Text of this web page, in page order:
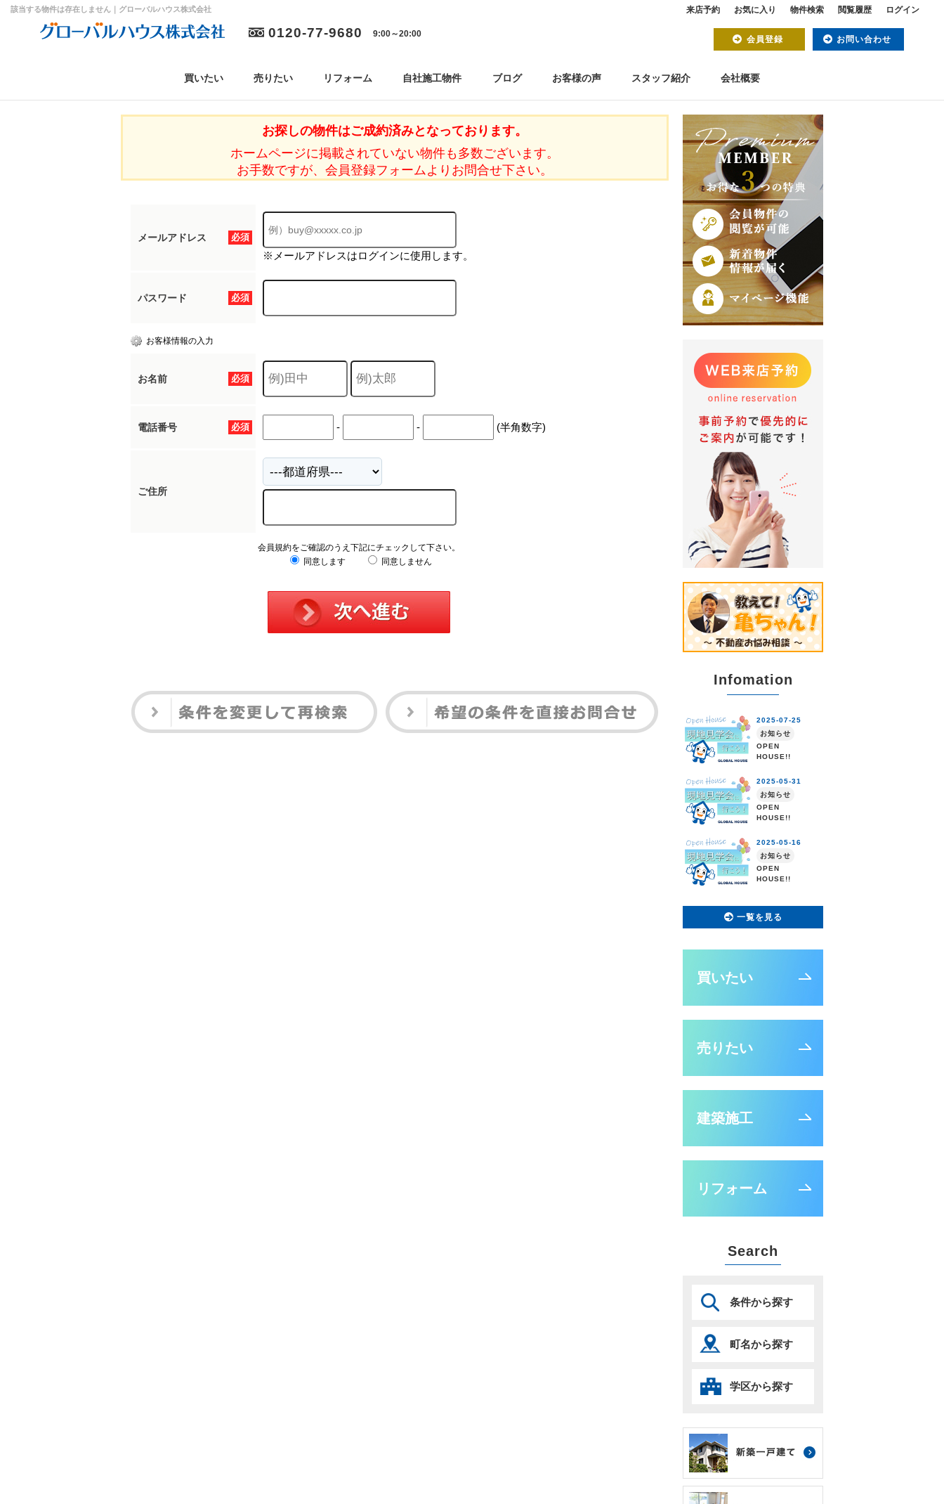
該当する物件は存在しません｜グローバルハウス株式会社 来店予約 お気に入り 物件検索 閲覧履歴 ログイン
0120-77-9680 9:00～20:00
会員登録 お問い合わせ
買いたい 売りたい リフォーム 自社施工物件 ブログ お客様の声 スタッフ紹介 会社概要
お探しの物件はご成約済みとなっております。
ホームページに掲載されていない物件も多数ございます。
お手数ですが、会員登録フォームよりお問合せ下さい。
必須
メールアドレス
※メールアドレスはログインに使用します。
必須
パスワード
お客様情報の入力
必須
お名前
必須
電話番号 - - (半角数字)
ご住所
会員規約をご確認のうえ下記にチェックして下さい。
同意します
同意しません
Infomation
一覧を見る
買いたい
売りたい
建築施工
リフォーム
Search
条件から探す
町名から探す
学区から探す